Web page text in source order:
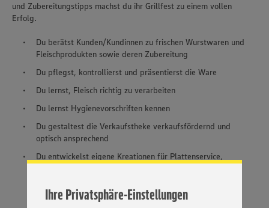
Ihre Privatsphäre-Einstellungen
Wir setzen Cookies und andere Technologien ein, um Ihnen
ein bestmögliches Nutzungserlebnis unserer Website zu
ermöglichen. Wir verwenden Ihre Daten, um unsere
Website zu personalisieren und Ihnen möglichst relevante
Cookies und anderer Technologien ist freiwillig und kann
„EINSTELLUNGEN ÄNDERN”. Bitte beachten Sie, dass auf
Basis Ihrer Einstellungen ggf. nicht mehr alle
und Zubereitungstipps machst du ihr Grillfest zu einem vollen
Erfolg.
Du berätst Kunden/Kundinnen zu frischen Wurstwaren und
Fleischprodukten sowie deren Zubereitung
Du pflegst, kontrollierst und präsentierst die Ware
Du lernst, Fleisch richtig zu verarbeiten
Du lernst Hygienevorschriften kennen
Du gestaltest die Verkaufstheke verkaufsfördernd und
optisch ansprechend
Du entwickelst eigene Kreationen für Plattenservice,